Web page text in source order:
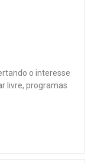
o interesse
livre, programas